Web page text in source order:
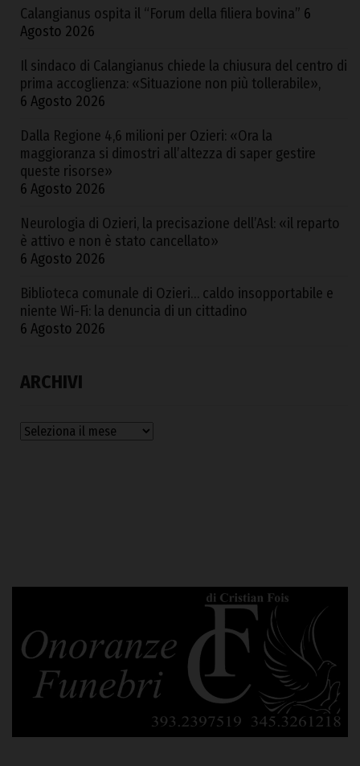
Calangianus ospita il “Forum della filiera bovina” 6
Agosto 2026
Il sindaco di Calangianus chiede la chiusura del centro di
prima accoglienza: «Situazione non più tollerabile»,
6 Agosto 2026
Dalla Regione 4,6 milioni per Ozieri: «Ora la
maggioranza si dimostri all’altezza di saper gestire
queste risorse»
6 Agosto 2026
Neurologia di Ozieri, la precisazione dell’Asl: «il reparto
è attivo e non è stato cancellato»
6 Agosto 2026
Biblioteca comunale di Ozieri… caldo insopportabile e
niente Wi-Fi: la denuncia di un cittadino
6 Agosto 2026
ARCHIVI
Archivi